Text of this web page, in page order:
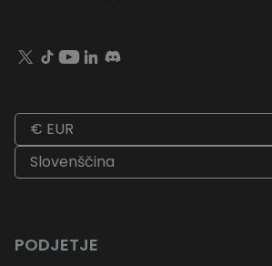
€ EUR
Slovenščina
PODJETJE